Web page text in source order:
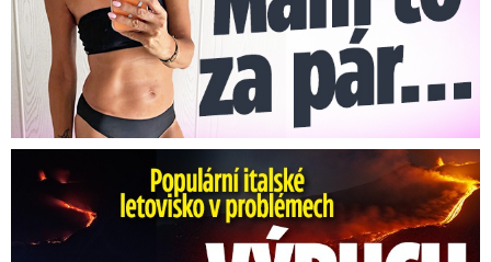
Erupce sicilské sopky Etny: Ruší desítky letů